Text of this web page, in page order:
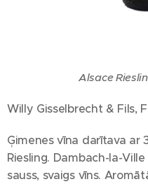
Alsace
Willy Gisselbrecht & Fils,
Ģimenes vīna darītava ar
Riesling. Dambach-la-
sauss, svaigs vīns.